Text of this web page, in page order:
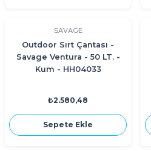
SAVAGE
Outdoor Sırt Çantası -
Savage Ventura - 50 LT. -
Kum - HH04033
₺2.580,48
Sepete Ekle